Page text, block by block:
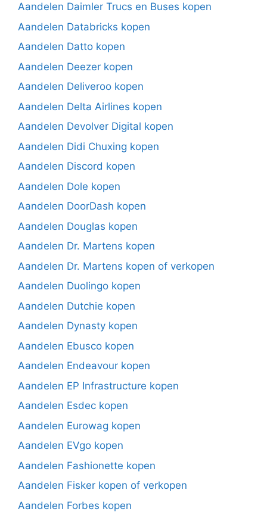
Aandelen Daimler Trucs en Buses kopen
Aandelen Databricks kopen
Aandelen Datto kopen
Aandelen Deezer kopen
Aandelen Deliveroo kopen
Aandelen Delta Airlines kopen
Aandelen Devolver Digital kopen
Aandelen Didi Chuxing kopen
Aandelen Discord kopen
Aandelen Dole kopen
Aandelen DoorDash kopen
Aandelen Douglas kopen
Aandelen Dr. Martens kopen
Aandelen Dr. Martens kopen of verkopen
Aandelen Duolingo kopen
Aandelen Dutchie kopen
Aandelen Dynasty kopen
Aandelen Ebusco kopen
Aandelen Endeavour kopen
Aandelen EP Infrastructure kopen
Aandelen Esdec kopen
Aandelen Eurowag kopen
Aandelen EVgo kopen
Aandelen Fashionette kopen
Aandelen Fisker kopen of verkopen
Aandelen Forbes kopen